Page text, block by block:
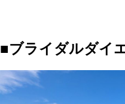
■ブライダルダイ